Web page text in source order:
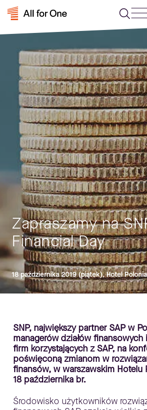
Zapraszamy na
Financial Day
18 października 2019 (piątek), Hotel
SNP, największy partner SAP w
managerów działów
firm korzystających z SAP, na
poświęconą zmianom w
finansów, w warszawskim Hotelu
18 października br.
Środowisko użytkowników